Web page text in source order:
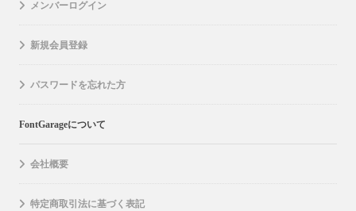
メンバーログイン
新規会員登録
パスワードを忘れた方
FontGarageについて
会社概要
特定商取引法に基づく表記